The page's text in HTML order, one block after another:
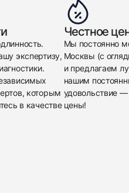
экспертизу,
которым
в качестве
Честное
Мы постоянно
Москвы (с
и предлагаем
нашим
удовольствие —
цены!